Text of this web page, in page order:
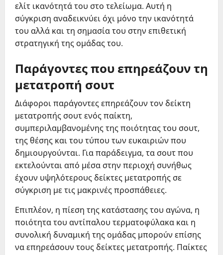
ελίτ ικανότητά του στο τελείωμα. Αυτή η
σύγκριση αναδεικνύει όχι μόνο την ικανότητά
του αλλά και τη σημασία του στην επιθετική
στρατηγική της ομάδας του.
Παράγοντες που επηρεάζουν τη
μετατροπή σουτ
Διάφοροι παράγοντες επηρεάζουν τον δείκτη
μετατροπής σουτ ενός παίκτη,
συμπεριλαμβανομένης της ποιότητας του σουτ,
της θέσης και του τύπου των ευκαιριών που
δημιουργούνται. Για παράδειγμα, τα σουτ που
εκτελούνται από μέσα στην περιοχή συνήθως
έχουν υψηλότερους δείκτες μετατροπής σε
σύγκριση με τις μακρινές προσπάθειες.
Επιπλέον, η πίεση της κατάστασης του αγώνα, η
ποιότητα του αντίπαλου τερματοφύλακα και η
συνολική δυναμική της ομάδας μπορούν επίσης
να επηρεάσουν τους δείκτες μετατροπής. Παίκτες